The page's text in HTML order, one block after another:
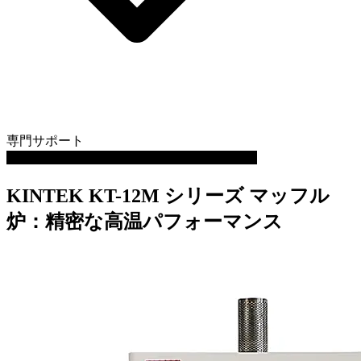
専門サポート
KINTEK KT-12M シリーズ マッフル
炉：精密な高温パフォーマンス